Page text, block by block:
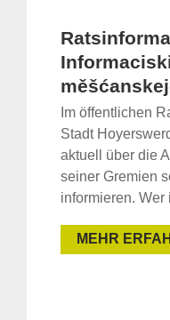
Im öffentlichen
Stadt
aktuell über die
seiner Gremien
informieren.
MEHR